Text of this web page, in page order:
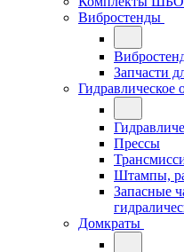
Вибростенды
Запчасти
Гидравлическое
Прессы
Штампы,
Запасные
Домкраты